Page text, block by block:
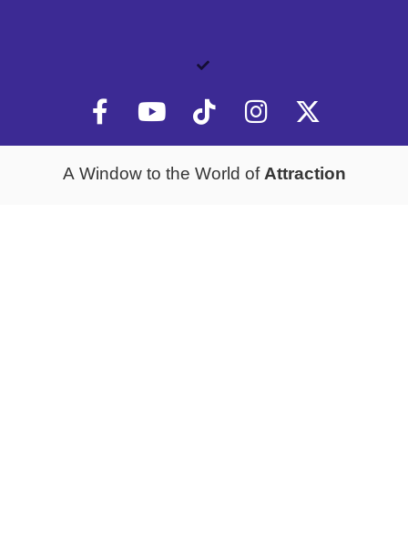
A Window to the World ofAttraction